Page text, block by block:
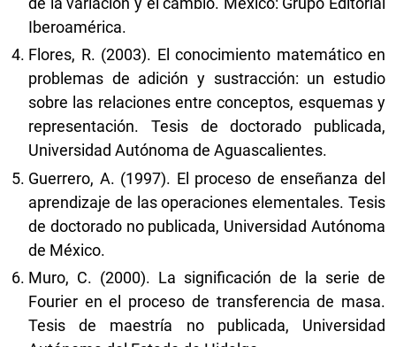
Iberoamérica.
Flores, R. (2003). El conocimiento matemático en
problemas de adición y sustracción: un estudio
sobre las relaciones entre conceptos, esquemas y
representación. Tesis de doctorado publicada,
Universidad Autónoma de Aguascalientes.
Guerrero, A. (1997). El proceso de enseñanza del
aprendizaje de las operaciones elementales. Tesis
de doctorado no publicada, Universidad Autónoma
de México.
Muro, C. (2000). La significación de la serie de
Fourier en el proceso de transferencia de masa.
Tesis de maestría no publicada, Universidad